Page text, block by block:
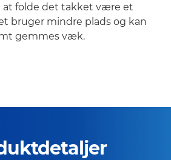
at folde det takket være et
bruger mindre plads og kan
gemmes væk.